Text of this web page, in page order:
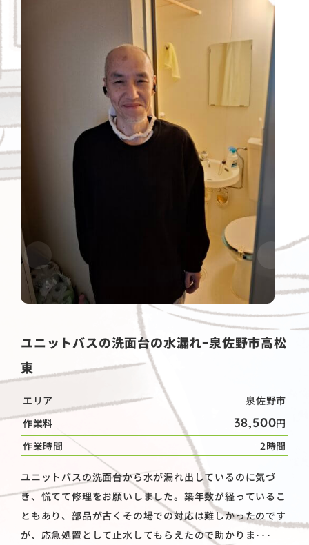
ユニットバスの洗面台の水漏れｰ泉佐野市高松
東
エリア
泉佐野市
作業料
38,500円
作業時間
2時間
ユニットバスの洗面台から水が漏れ出しているのに気づ
き、慌てて修理をお願いしました。築年数が経っているこ
ともあり、部品が古くその場での対応は難しかったのです
が、応急処置として止水してもらえたので助かりま･･･